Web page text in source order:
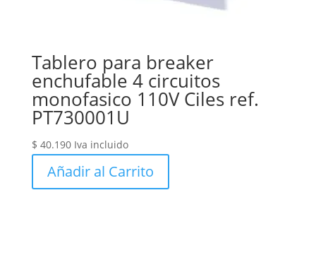
Tablero para breaker
enchufable 4 circuitos
monofasico 110V Ciles ref.
PT730001U
$ 40.190 Iva incluido
Añadir al Carrito